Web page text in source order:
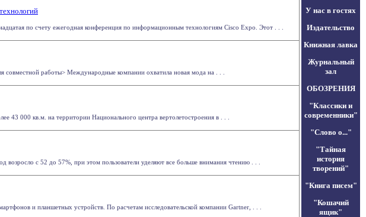
по счету ежегодная конференция по информационным технологиям Cisco Expo. Этот . . .
совместной работы> Международные компании охватила новая мода на . . .
43 000 кв.м. на территории Национального центра вертолетостроения в . . .
возросло с 52 до 57%, при этом пользователи уделяют все больше внимания чтению . . .
и планшетных устройств. По расчетам исследовательской компании Gartner, . . .
У нас в гостях
Издательство
Книжная лавка
Журнальный
зал
ОБОЗРЕНИЯ
"Классики и
современники"
"Слово о..."
"Тайная
история
творений"
"Книга писем"
"Кошачий
ящик"